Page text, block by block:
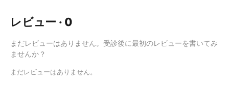
レビュー · 0
まだレビューはありません。受診後に最初のレビューを書いてみ
ませんか？
まだレビューはありません。